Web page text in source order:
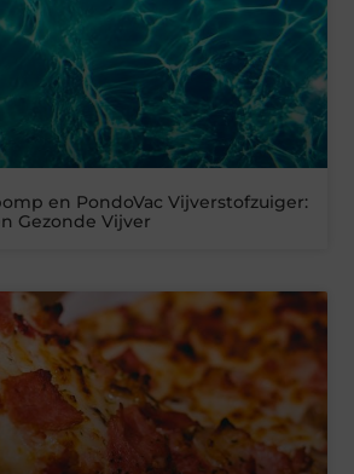
en PondoVac Vijverstofzuiger:
Gezonde Vijver